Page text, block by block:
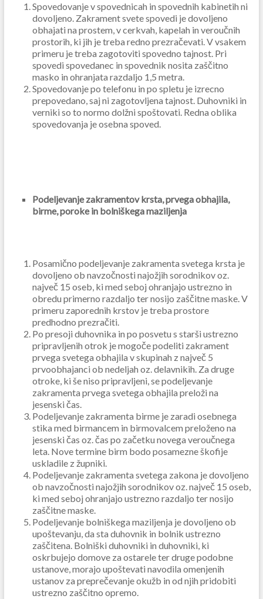
Spovedovanje v spovednicah in spovednih kabinetih ni
dovoljeno. Zakrament svete spovedi je dovoljeno
obhajati na prostem, v cerkvah, kapelah in veroučnih
prostorih, ki jih je treba redno prezračevati. V vsakem
primeru je treba zagotoviti spovedno tajnost. Pri
spovedi spovedanec in spovednik nosita zaščitno
masko in ohranjata razdaljo 1,5 metra.
Spovedovanje po telefonu in po spletu je izrecno
prepovedano, saj ni zagotovljena tajnost. Duhovniki in
verniki so to normo dolžni spoštovati. Redna oblika
spovedovanja je osebna spoved.
Podeljevanje zakramentov krsta, prvega obhajila,
birme, poroke in bolniškega maziljenja
Posamično podeljevanje zakramenta svetega krsta je
dovoljeno ob navzočnosti najožjih sorodnikov oz.
največ 15 oseb, ki med seboj ohranjajo ustrezno in
obredu primerno razdaljo ter nosijo zaščitne maske. V
primeru zaporednih krstov je treba prostore
predhodno prezračiti.
Po presoji duhovnika in po posvetu s starši ustrezno
pripravljenih otrok je mogoče podeliti zakrament
prvega svetega obhajila v skupinah z največ 5
prvoobhajanci ob nedeljah oz. delavnikih. Za druge
otroke, ki še niso pripravljeni, se podeljevanje
zakramenta prvega svetega obhajila preloži na
jesenski čas.
Podeljevanje zakramenta birme je zaradi osebnega
stika med birmancem in birmovalcem preloženo na
jesenski čas oz. čas po začetku novega veroučnega
leta. Nove termine birm bodo posamezne škofije
uskladile z župniki.
Podeljevanje zakramenta svetega zakona je dovoljeno
ob navzočnosti najožjih sorodnikov oz. največ 15 oseb,
ki med seboj ohranjajo ustrezno razdaljo ter nosijo
zaščitne maske.
Podeljevanje bolniškega maziljenja je dovoljeno ob
upoštevanju, da sta duhovnik in bolnik ustrezno
zaščitena. Bolniški duhovniki in duhovniki, ki
oskrbujejo domove za ostarele ter druge podobne
ustanove, morajo upoštevati navodila omenjenih
ustanov za preprečevanje okužb in od njih pridobiti
ustrezno zaščitno opremo.